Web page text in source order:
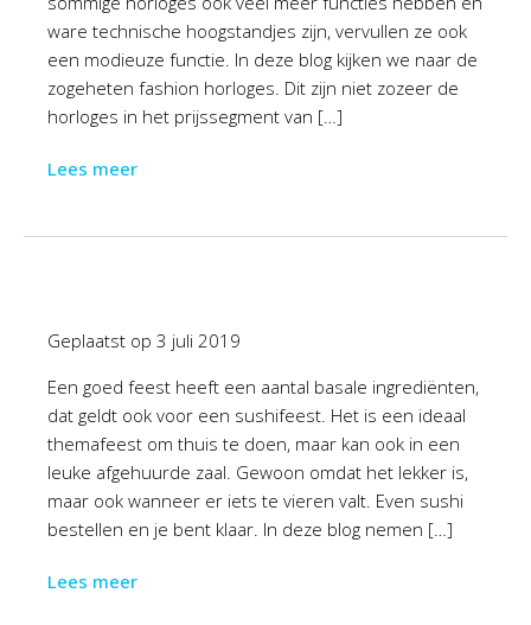
ware technische hoogstandjes zijn, vervullen ze ook
een modieuze functie. In deze blog kijken we naar de
zogeheten fashion horloges. Dit zijn niet zozeer de
horloges in het prijssegment van […]
Lees meer
Geplaatst op 3 juli 2019
Een goed feest heeft een aantal basale ingrediënten,
dat geldt ook voor een sushifeest. Het is een ideaal
themafeest om thuis te doen, maar kan ook in een
leuke afgehuurde zaal. Gewoon omdat het lekker is,
maar ook wanneer er iets te vieren valt. Even sushi
bestellen en je bent klaar. In deze blog nemen […]
Lees meer